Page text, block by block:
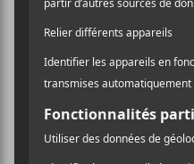
Abonnez-vous à
Auditif pour tout
musicale,
albums